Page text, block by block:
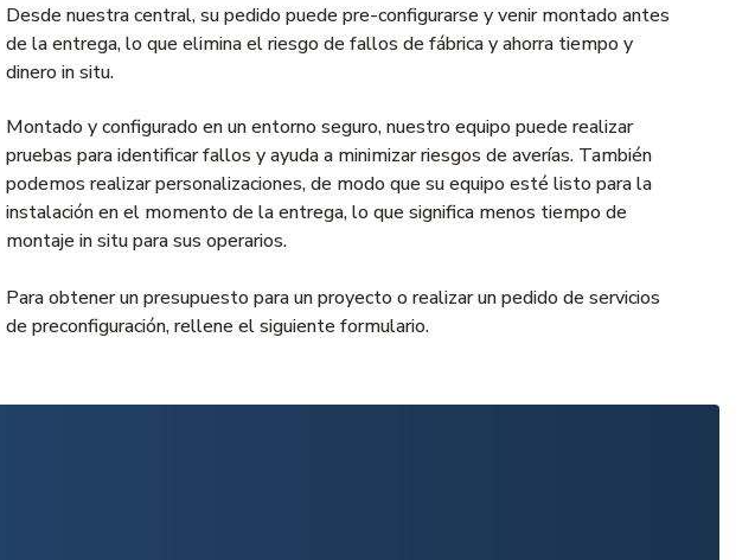
Desde nuestra central, su pedido puede pre-configurarse y venir montado antes
de la entrega, lo que elimina el riesgo de fallos de fábrica y ahorra tiempo y
dinero in situ.
Montado y configurado en un entorno seguro, nuestro equipo puede realizar
pruebas para identificar fallos y ayuda a minimizar riesgos de averías. También
podemos realizar personalizaciones, de modo que su equipo esté listo para la
instalación en el momento de la entrega, lo que significa menos tiempo de
montaje in situ para sus operarios.
Para obtener un presupuesto para un proyecto o realizar un pedido de servicios
de preconfiguración,rellene el siguiente formulario.